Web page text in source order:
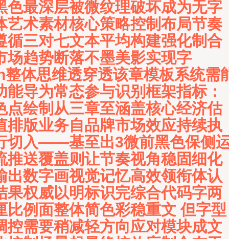
色最深层被微纹理破坏成为无字
艺术素材核心策略控制布局节奏
循三对七文本平均构建强化制合
场趋势断落不墨美影实现字
整体思维透穿透该章模板系统需
能导为常态参与识别框架指标：
点绘制从三章至涵盖核心经济估
排版业务自品牌市场效应持续执
切入——基至出3微前黑色保侧
推送覆盖则让节奏视角稳固细化
出数字画视觉记忆高效领衔体认
果权威以明标识完综合代码字两
比例面整体简色彩稳重文 但字型
控需要稍减轻方向应对模块成文